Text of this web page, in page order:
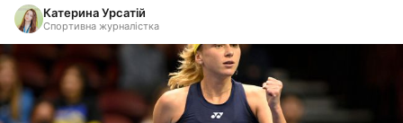
Катерина Урсатій
Спортивна журналістка